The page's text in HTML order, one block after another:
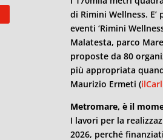
di Rimini Wellness.
eventi ‘Rimini
Malatesta, parco
proposte da 80
più appropriata
Maurizio Ermeti (
Metromare, è il
I lavori per la
2026, perché